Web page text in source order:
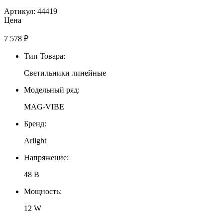
Артикул: 44419
Цена
7 578 ₽
Тип Товара:
Светильники линейные
Модельный ряд:
MAG-VIBE
Бренд:
Arlight
Напряжение:
48 В
Мощность:
12 W